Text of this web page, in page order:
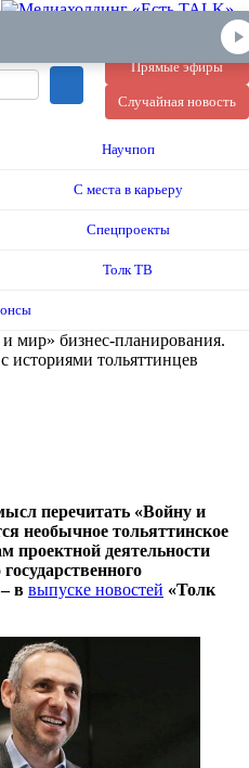
Прямые эфиры
Случайная новость
Научпоп
С места в карьеру
Спецпроекты
Толк ТВ
мир» бизнес-планирования.
историями тольяттинцев
перечитать «Войну и
необычное тольяттинское
проектной деятельности
в выпуске новостей «Толк